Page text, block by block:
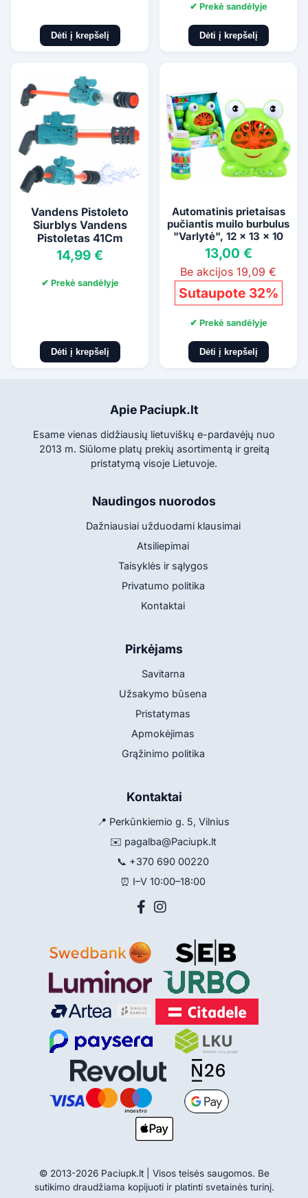
Dėti į krepšelį
✔ Prekė sandėlyje
Dėti į krepšelį
Vandens Pistoleto
Siurblys Vandens
Pistoletas 41Cm
14,99 €
✔ Prekė sandėlyje
Dėti į krepšelį
Automatinis prietaisas
pučiantis muilo burbulus
"Varlytė", 12 x 13 x 10
cm
13,00 €
Be akcijos 19,09 €
Sutaupote 32%
✔ Prekė sandėlyje
Dėti į krepšelį
Apie Paciupk.lt
Esame vienas didžiausių lietuviškų e-pardavėjų nuo
2013 m. Siūlome platų prekių asortimentą ir greitą
pristatymą visoje Lietuvoje.
Naudingos nuorodos
Dažniausiai užduodami klausimai
Atsiliepimai
Taisyklės ir sąlygos
Privatumo politika
Kontaktai
Pirkėjams
Savitarna
Užsakymo būsena
Pristatymas
Apmokėjimas
Grąžinimo politika
Kontaktai
📍 Perkūnkiemio g. 5, Vilnius
✉️ pagalba@Paciupk.lt
📞 +370 690 00220
⏰ I–V 10:00–18:00
© 2013-2026 Paciupk.lt | Visos teisės saugomos. Be
sutikimo draudžiama kopijuoti ir platinti svetainės turinį.